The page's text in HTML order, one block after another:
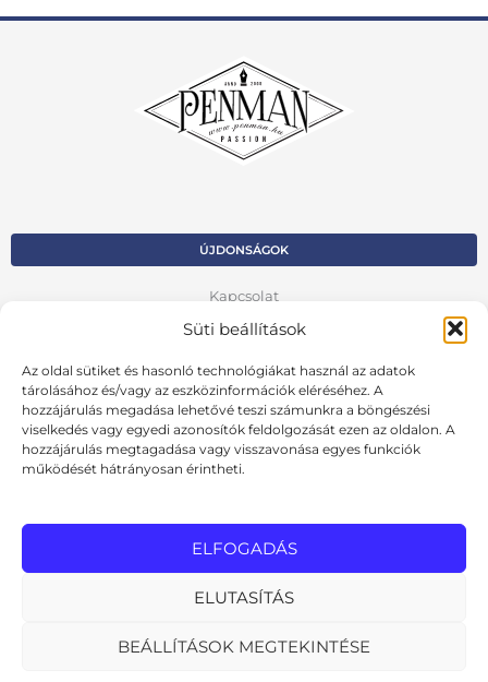
Süti beállítások
Az oldal sütiket és hasonló technológiákat használ az adatok
tárolásához és/vagy az eszközinformációk eléréséhez. A
hozzájárulás megadása lehetővé teszi számunkra a böngészési
viselkedés vagy egyedi azonosítók feldolgozását ezen az oldalon. A
hozzájárulás megtagadása vagy visszavonása egyes funkciók
működését hátrányosan érintheti.
ELFOGADÁS
ELUTASÍTÁS
BEÁLLÍTÁSOK MEGTEKINTÉSE
ÚJDONSÁGOK
Kapcsolat
Kosár
Fiók
Adatvédelmi szabályzat
VISSZA AZ ELŐZŐ OLDALRA
Cookie szabályzat
MInden jog fenntartva